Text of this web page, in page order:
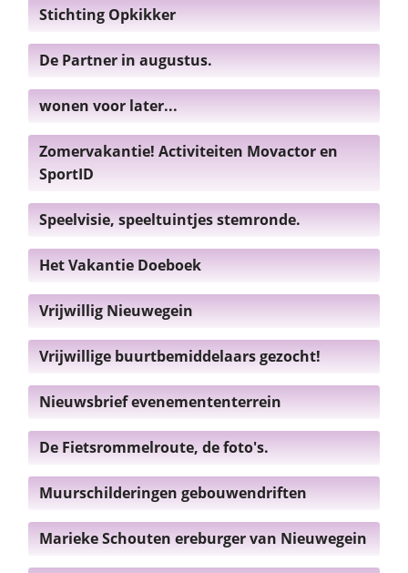
Stichting Opkikker
De Partner in augustus.
wonen voor later...
Zomervakantie! Activiteiten Movactor en
SportID
Speelvisie, speeltuintjes stemronde.
Het Vakantie Doeboek
Vrijwillig Nieuwegein
Vrijwillige buurtbemiddelaars gezocht!
Nieuwsbrief evenemententerrein
De Fietsrommelroute, de foto's.
Muurschilderingen gebouwendriften
Marieke Schouten ereburger van Nieuwegein